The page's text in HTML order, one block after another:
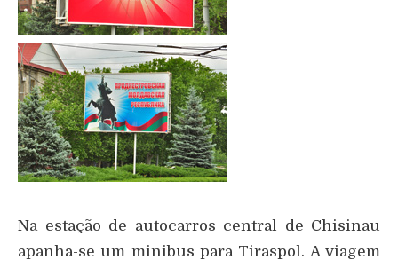
Na estação de autocarros central de Chisinau
apanha-se um minibus para Tiraspol. A viagem